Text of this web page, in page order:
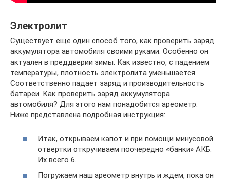
Электролит
Существует еще один способ того, как проверить заряд
аккумулятора автомобиля своими руками. Особенно он
актуален в преддверии зимы. Как известно, с падением
температуры, плотность электролита уменьшается.
Соответственно падает заряд и производительность
батареи. Как проверить заряд аккумулятора
автомобиля? Для этого нам понадобится ареометр.
Ниже представлена подробная инструкция:
Итак, открываем капот и при помощи минусовой
отвертки откручиваем поочередно «банки» АКБ.
Их всего 6.
Погружаем наш ареометр внутрь и ждем, пока он